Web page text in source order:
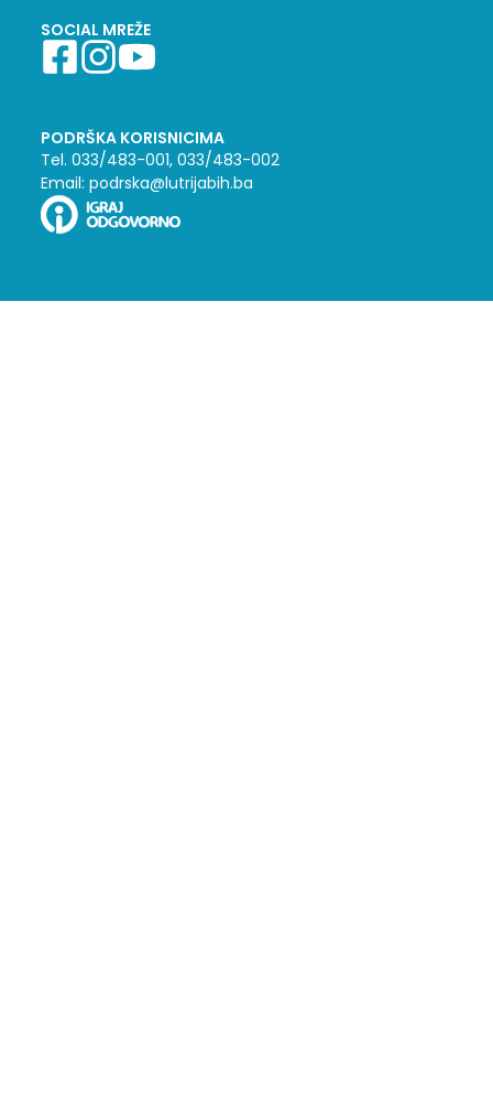
SOCIAL MREŽE
PODRŠKA KORISNICIMA
Tel. 033/483-001, 033/483-002
Email: podrska@lutrijabih.ba